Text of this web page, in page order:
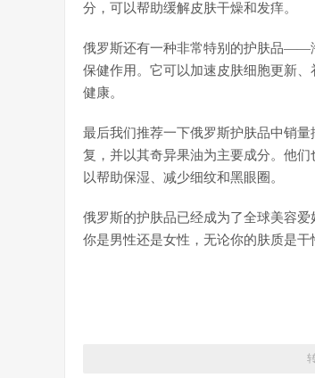
分，可以帮助缓解皮肤干燥和发痒。
俄罗斯还有一种非常特别的护肤品——
保健作用。它可以加速皮肤细胞更新
健康。
最后我们推荐一下俄罗斯护肤品中销
复，并以其奇异果油为主要成分。他
以帮助保湿、减少细纹和黑眼圈。
俄罗斯的护肤品已经成为了全球美容
你是男性还是女性，无论你的肤质是